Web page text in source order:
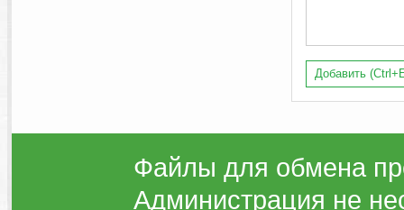
Добавить
Файлы для обмена
Администрация не